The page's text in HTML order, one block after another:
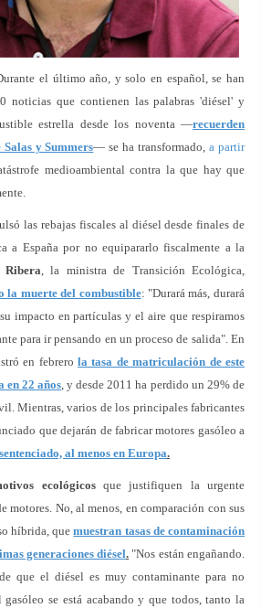
el último año, y solo en español, se han
noticias que contienen las palabras 'diésel' y
estrella desde los noventa —recuerden
y Summers— se ha transformado,a partir
medioambiental contra la que hay que
las rebajas fiscales al diésel desde finales de
a España por no equipararlo fiscalmente a la
Ribera, la ministra de Transición Ecológica,
la muerte del combustible: "Durará más, durará
impacto en partículas y el aire que respiramos
para ir pensando en un proceso de salida". En
en febrero la tasa de matriculación de este
en 22 años, y desde 2011 ha perdido un 29% de
Mientras, varios de los principales fabricantes
que dejarán de fabricar motores gasóleo a
al menos en Europa.
ecológicosque justifiquen la urgente
motores. No, al menos, en comparación con sus
híbrida, quemuestran tasas de contaminación
generaciones diésel. "Nos están engañando.
que el diésel es muy contaminante para no
se está acabando y que todos, tanto la